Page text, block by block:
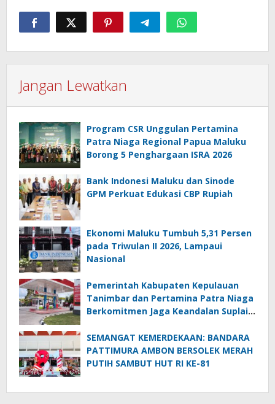
Jangan Lewatkan
Program CSR Unggulan Pertamina
Patra Niaga Regional Papua Maluku
Borong 5 Penghargaan ISRA 2026
Bank Indonesi Maluku dan Sinode
GPM Perkuat Edukasi CBP Rupiah
Ekonomi Maluku Tumbuh 5,31 Persen
pada Triwulan II 2026, Lampaui
Nasional
Pemerintah Kabupaten Kepulauan
Tanimbar dan Pertamina Patra Niaga
Berkomitmen Jaga Keandalan Suplai
SEMANGAT KEMERDEKAAN: BANDARA
PATTIMURA AMBON BERSOLEK MERAH
PUTIH SAMBUT HUT RI KE-81